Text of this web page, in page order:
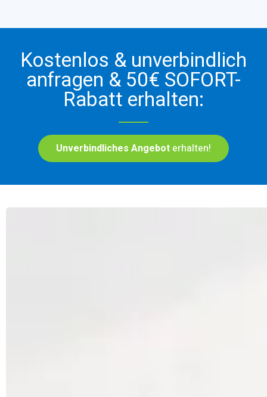
Kostenlos & unverbindlich
anfragen & 50€ SOFORT-
Rabatt erhalten:
Unverbindliches Angebot erhalten!